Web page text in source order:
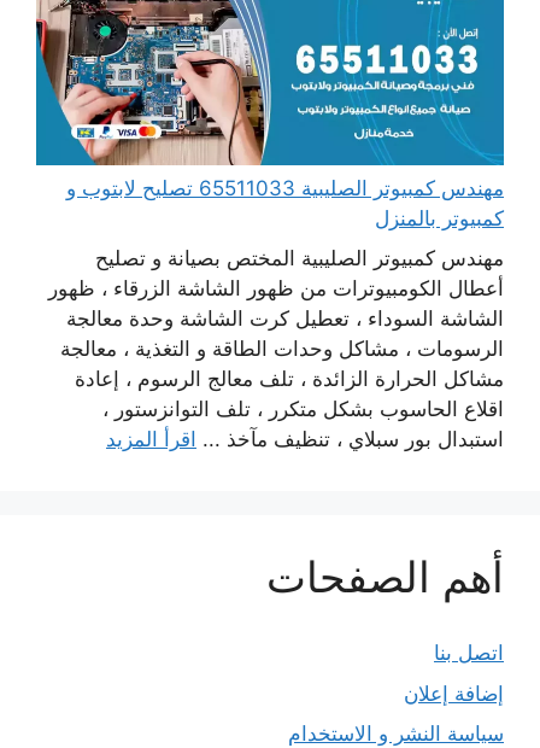
مهندس كمبيوتر الصليبية 65511033 تصليح لابتوب و
كمبيوتر بالمنزل
مهندس كمبيوتر الصليبية المختص بصيانة و تصليح
أعطال الكومبيوترات من ظهور الشاشة الزرقاء ، ظهور
الشاشة السوداء ، تعطيل كرت الشاشة وحدة معالجة
الرسومات ، مشاكل وحدات الطاقة و التغذية ، معالجة
مشاكل الحرارة الزائدة ، تلف معالج الرسوم ، إعادة
اقلاع الحاسوب بشكل متكرر ، تلف التوانزستور ،
استبدال بور سبلاي ، تنظيف مآخذ ... اقرأ المزيد
أهم الصفحات
اتصل بنا
إضافة إعلان
سياسة النشر و الاستخدام